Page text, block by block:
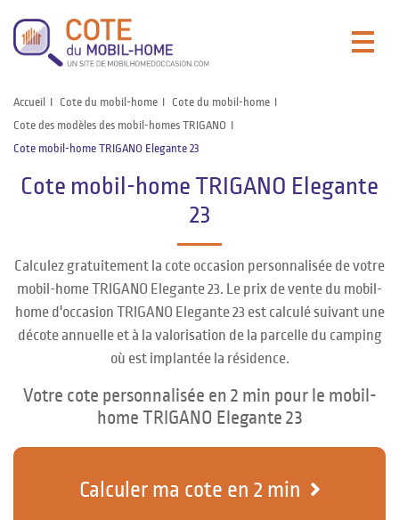
Accueil Cote du mobil-home
Cote du mobil-home
Cote des modèles des mobil-homes TRIGANO
Cote mobil-home TRIGANO Elegante 23
Cote mobil-home TRIGANO Elegante
23
Calculez gratuitement la cote occasion personnalisée de votre
mobil-home TRIGANO Elegante 23. Le prix de vente du mobil-
home d'occasion TRIGANO Elegante 23 est calculé suivant une
décote annuelle et à la valorisation de la parcelle du camping
où est implantée la résidence.
Votre cote personnalisée en 2 min pour le mobil-
home TRIGANO Elegante 23
Calculer ma cote en 2 min